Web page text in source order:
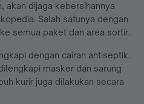
akan dijaga kebersihannya
Salah satunya dengan
semua paket dan area sortir.
dengan cairan antiseptik.
masker dan sarung
kurir juga dilakukan secara